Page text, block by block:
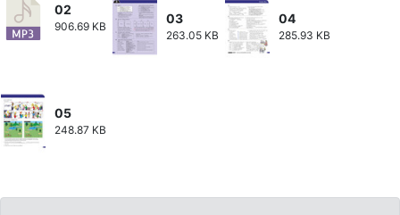
02
906.69 KB
03
263.05 KB
04
285.93 KB
05
248.87 KB